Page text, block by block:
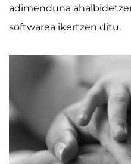
adimenduna
softwarea ikertzen ditu.